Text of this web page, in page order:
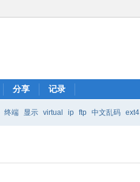
分享 记录
终端 显示 virtual ip ftp 中文乱码 ext4